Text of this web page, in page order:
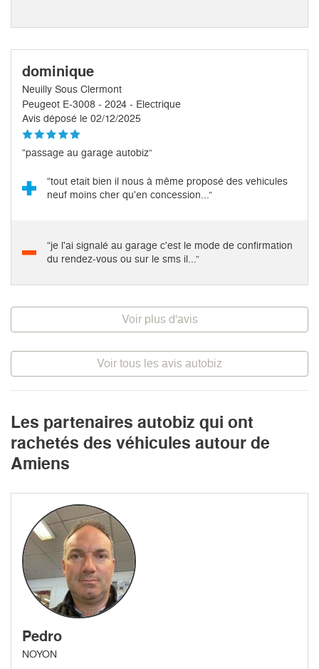
dominique
Neuilly Sous Clermont
Peugeot E-3008 - 2024 - Electrique
Avis déposé le 02/12/2025
“passage au garage autobiz”
“tout etait bien il nous à même proposé des vehicules
neuf moins cher qu'en concession...”
“je l'ai signalé au garage c'est le mode de confirmation
du rendez-vous ou sur le sms il...”
Voir plus d'avis
Voir tous les avis autobiz
Les partenaires autobiz qui ont
rachetés des véhicules autour de
Amiens
Pedro
NOYON